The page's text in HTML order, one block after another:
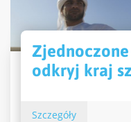
odkryj kraj
Szczegóły